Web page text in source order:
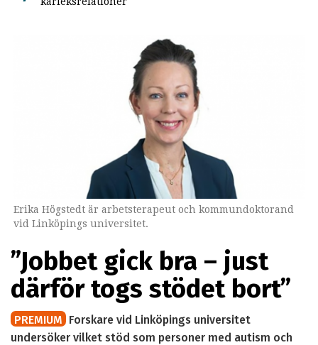
Erika Högstedt är arbetsterapeut och kommundoktorand
vid Linköpings universitet.
”Jobbet gick bra – just
därför togs stödet bort”
PREMIUM Forskare vid Linköpings universitet
undersöker vilket stöd som personer med autism och